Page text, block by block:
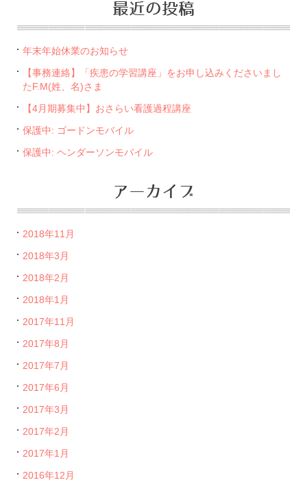
最近の投稿
年末年始休業のお知らせ
【事務連絡】「疾患の学習講座」をお申し込みくださいまし
たF.M(姓、名)さま
【4月期募集中】おさらい看護過程講座
保護中: ゴードンモバイル
保護中: ヘンダーソンモバイル
アーカイブ
2018年11月
2018年3月
2018年2月
2018年1月
2017年11月
2017年8月
2017年7月
2017年6月
2017年3月
2017年2月
2017年1月
2016年12月